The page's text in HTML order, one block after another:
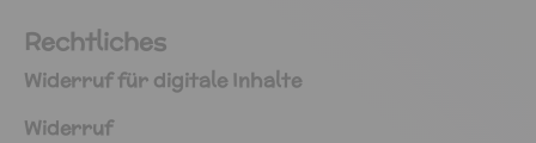
Rechtliches
Widerruf für digitale Inhalte
Widerruf